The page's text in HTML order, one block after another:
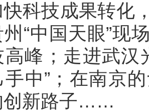
科技成果转化
“中国天眼”现
高峰；走进武汉
中”；在南京
创新路子……